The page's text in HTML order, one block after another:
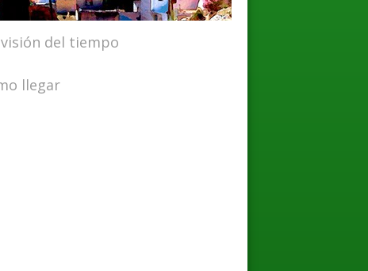
del tiempo
llegar